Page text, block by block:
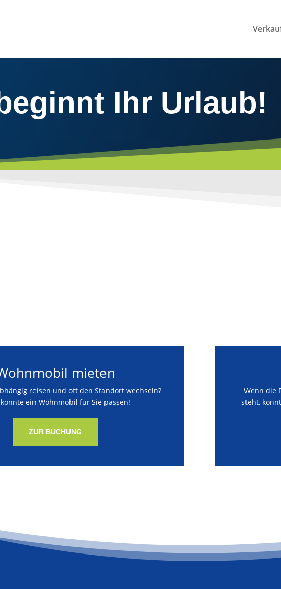
Ihr Urlaub!
mieten
reisen und oft den Standort wechseln?
ein Wohnmobil für Sie passen!
ZUR BUCHUNG
Wenn die
steht,